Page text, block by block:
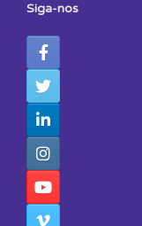
Siga-nos